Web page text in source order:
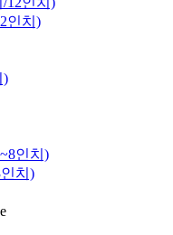
인치)
치)